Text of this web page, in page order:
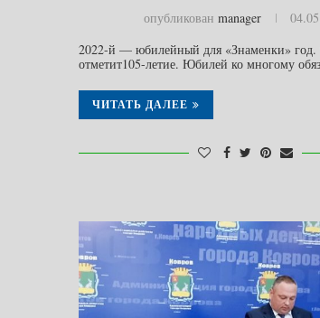
опубликован manager
2022-й — юбилейный для «Знаменки» год.
отметит105-летие. Юбилей ко многому
ЧИТАТЬ ДАЛЕЕ